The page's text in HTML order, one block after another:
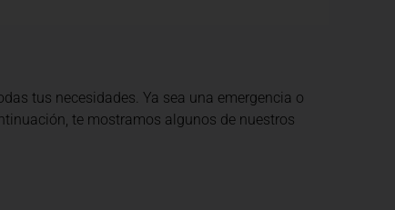
tus necesidades. Ya sea una emergencia o
te mostramos algunos de nuestros